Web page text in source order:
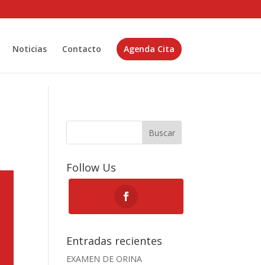
Noticias Contacto Agenda Cita
Buscar
Follow Us
Entradas recientes
EXAMEN DE ORINA